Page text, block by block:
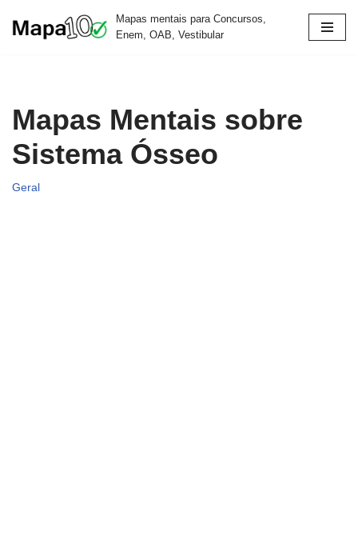
Mapas mentais para Concursos,
Enem, OAB, Vestibular
Mapas Mentais sobre
Sistema Ósseo
Geral